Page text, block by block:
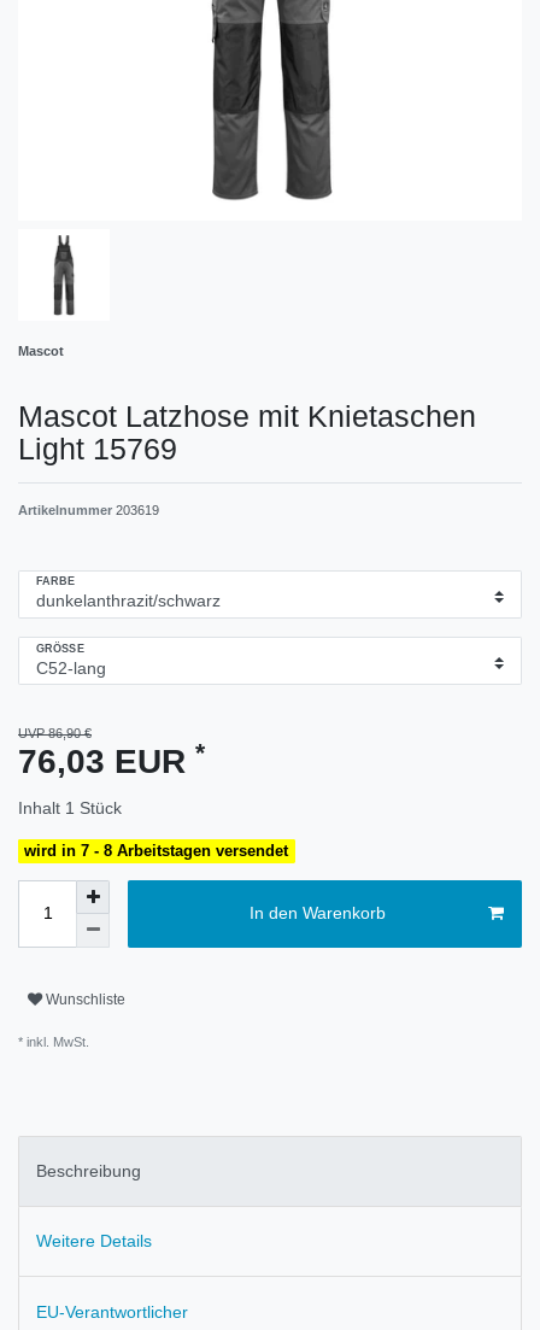
Mascot
Mascot Latzhose mit Knietaschen
Light 15769
Artikelnummer 203619
FARBE
GRÖSSE
UVP 86,90 €
76,03 EUR *
Inhalt 1 Stück
wird in 7 - 8 Arbeitstagen versendet
In den Warenkorb
Wunschliste
* inkl. MwSt.
Beschreibung
Weitere Details
EU-Verantwortlicher